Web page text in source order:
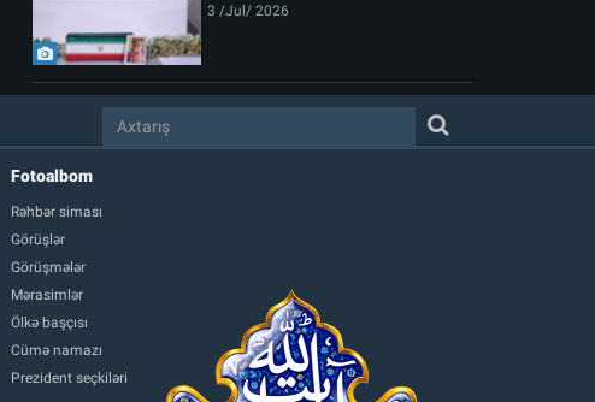
3 /Jul/ 2026
Fotoalbom
Rəhbər siması
Görüşlər
Görüşmələr
Mərasimlər
Ölkə başçısı
Cümə namazı
Prezident seçkiləri